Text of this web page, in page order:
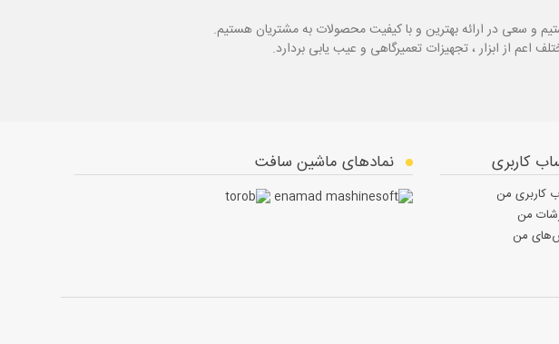
و سعی در ارائه بهترین و با کیفیت محصولات به مشتریان هستیم.
کاربری
کاربری من
من
من
نمادهای ماشین سافت